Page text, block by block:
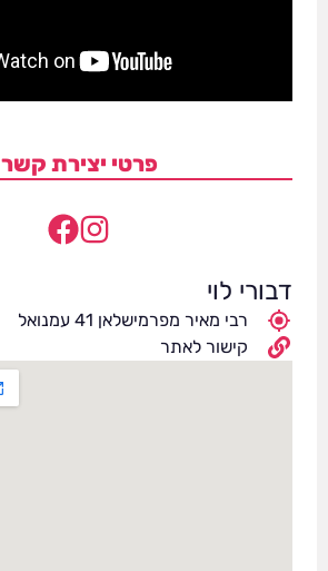
פרטי יצירת קשר
דבורי לוי
רבי מאיר מפרמישלאן 41 עמנואל
קישור לאתר